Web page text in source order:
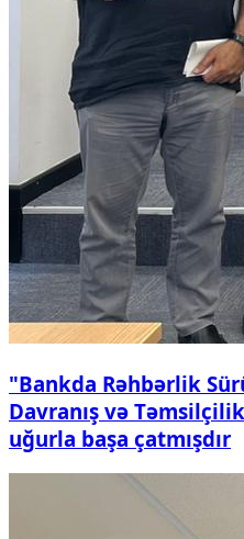
"Bankda Rəhbərlik
Davranış və
uğurla başa çatmışdır